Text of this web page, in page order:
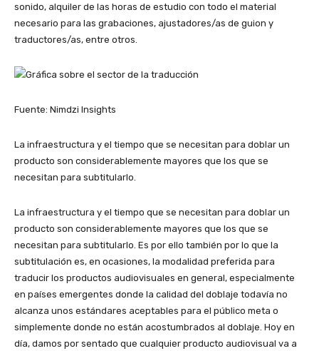
sonido, alquiler de las horas de estudio con todo el material
necesario para las grabaciones, ajustadores/as de guion y
traductores/as, entre otros.
Fuente: Nimdzi Insights
La infraestructura y el tiempo que se necesitan para doblar un
producto son considerablemente mayores que los que se
necesitan para subtitularlo.
La infraestructura y el tiempo que se necesitan para doblar un
producto son considerablemente mayores que los que se
necesitan para subtitularlo. Es por ello también por lo que la
subtitulación es, en ocasiones, la modalidad preferida para
traducir los productos audiovisuales en general, especialmente
en países emergentes donde la calidad del doblaje todavía no
alcanza unos estándares aceptables para el público meta o
simplemente donde no están acostumbrados al doblaje. Hoy en
día, damos por sentado que cualquier producto audiovisual va a